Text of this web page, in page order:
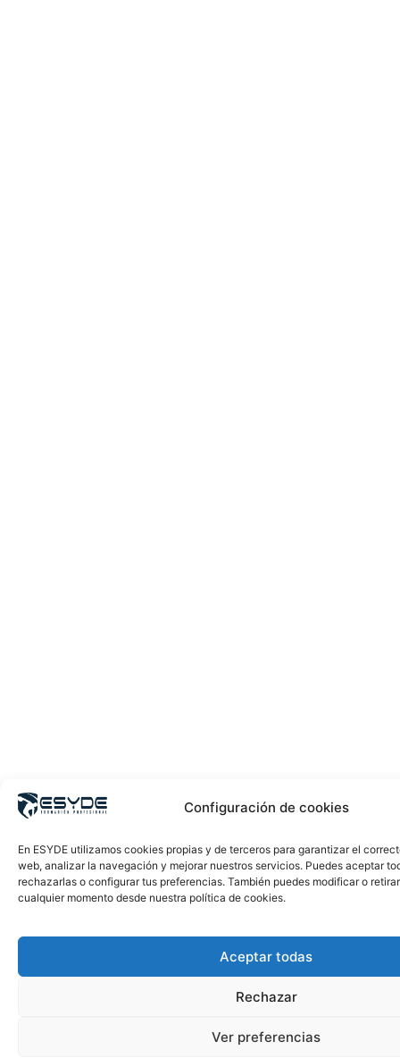
Configuración de cookies
En ESYDE utilizamos cookies propias y de terceros para garantizar el
web, analizar la navegación y mejorar nuestros servicios. Puedes aceptar
rechazarlas o configurar tus preferencias. También puedes modificar o
cualquier momento desde nuestra política de cookies.
Aceptar todas
Rechazar
Ver preferencias